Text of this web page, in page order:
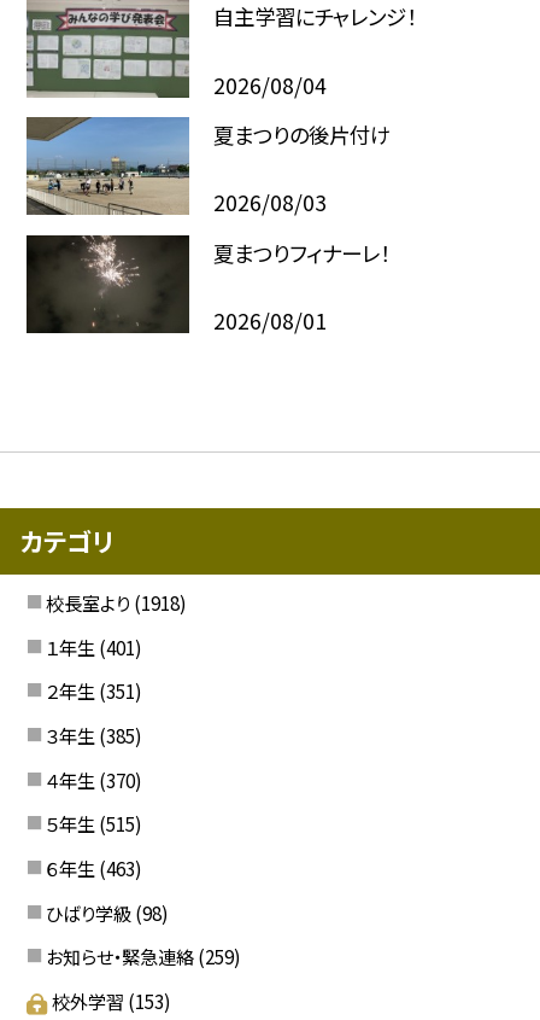
自主学習にチャレンジ！
2026/08/04
夏まつりの後片付け
2026/08/03
夏まつりフィナーレ！
2026/08/01
カテゴリ
校長室より (1918)
１年生 (401)
２年生 (351)
３年生 (385)
４年生 (370)
５年生 (515)
６年生 (463)
ひばり学級 (98)
お知らせ・緊急連絡 (259)
校外学習 (153)